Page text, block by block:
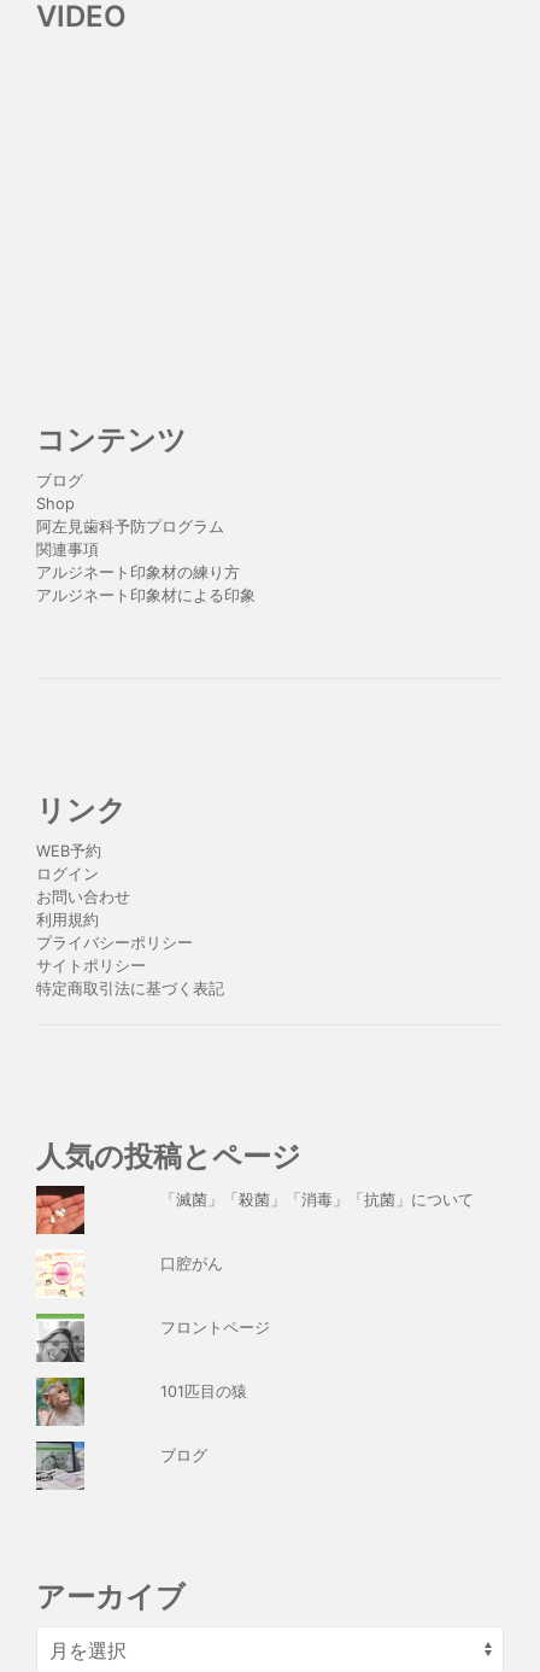
VIDEO
コンテンツ
ブログ
Shop
阿左見歯科予防プログラム
関連事項
アルジネート印象材の練り方
アルジネート印象材による印象
リンク
WEB予約
ログイン
お問い合わせ
利用規約
プライバシーポリシー
サイトポリシー
特定商取引法に基づく表記
人気の投稿とページ
「滅菌」「殺菌」「消毒」「抗菌」について
口腔がん
フロントページ
101匹目の猿
ブログ
アーカイブ